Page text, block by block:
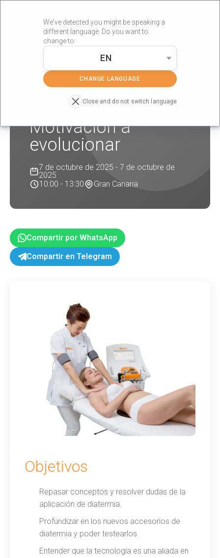
We've detected you might be speaking a
different language. Do you want to
change to:
EN
CHANGE LANGUAGE
Close and do not switch language
»
Motivación a
evolucionar
7 de octubre de 2025 - 7 de octubre de
2025
10:00 - 13:30
Gran Canaria
Compartir por WhatsApp
Compartir en Telegram
Objetivos
Repasar conceptos y resolver dudas de la
aplicación de diatermia.
Profundizar en los nuevos accesorios de
diatermia y poder testearlos.
Entender que la tecnología es una aliada en